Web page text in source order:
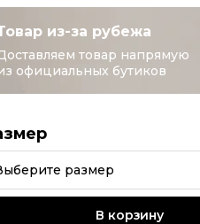
из-за рубежа
товар напрямую
официальных бутиков
размер
В корзину